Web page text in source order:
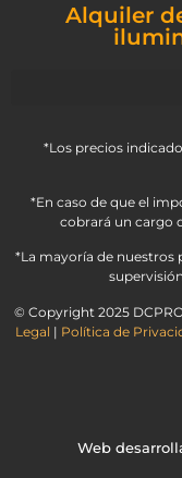
Alquiler
*Los precios
*En caso de que el
cobrará un cargo
*La mayoría de nuestros
© Copyright 2025
Legal | Política de
Web